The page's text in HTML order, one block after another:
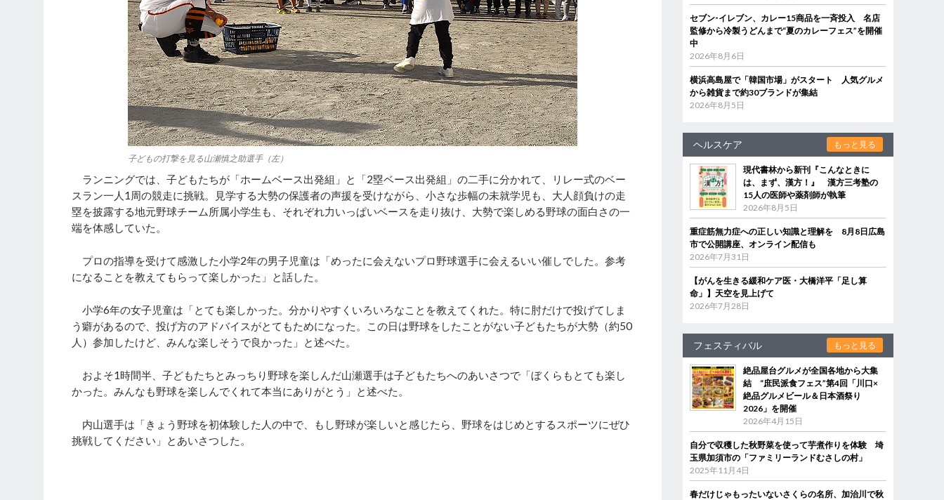
子どもの打撃を見る山瀬慎之助選手（左）
ランニングでは、子どもたちが「ホームベース出発組」と「2塁ベース出発組」の二手に分かれて、リレー式のベー
スラン一人1周の競走に挑戦。見学する大勢の保護者の声援を受けながら、小さな歩幅の未就学児も、大人顔負けの走
塁を披露する地元野球チーム所属小学生も、それぞれ力いっぱいベースを走り抜け、大勢で楽しめる野球の面白さの一
端を体感していた。
プロの指導を受けて感激した小学2年の男子児童は「めったに会えないプロ野球選手に会えるいい催しでした。参考
になることを教えてもらって楽しかった」と話した。
小学6年の女子児童は「とても楽しかった。分かりやすくいろいろなことを教えてくれた。特に肘だけで投げてしま
う癖があるので、投げ方のアドバイスがとてもためになった。この日は野球をしたことがない子どもたちが大勢（約50
人）参加したけど、みんな楽しそうで良かった」と述べた。
およそ1時間半、子どもたちとみっちり野球を楽しんだ山瀬選手は子どもたちへのあいさつで「ぼくらもとても楽し
かった。みんなも野球を楽しんでくれて本当にありがとう」と述べた。
内山選手は「きょう野球を初体験した人の中で、もし野球が楽しいと感じたら、野球をはじめとするスポーツにぜひ
挑戦してください」とあいさつした。
セブン‐イレブン、カレー15商品を一斉投入 名店
監修から冷製うどんまで“夏のカレーフェス”を開催
中
2026年8月6日
横浜高島屋で「韓国市場」がスタート 人気グルメ
から雑貨まで約30ブランドが集結
2026年8月5日
ヘルスケア もっと見る
現代書林から新刊『こんなときに
は、まず、漢方！』 漢方三考塾の
15人の医師や薬剤師が執筆
2026年8月5日
重症筋無力症への正しい知識と理解を 8月8日広島
市で公開講座、オンライン配信も
2026年7月31日
【がんを生きる緩和ケア医・大橋洋平「足し算
命」】天空を見上げて
2026年7月28日
フェスティバル もっと見る
絶品屋台グルメが全国各地から大集
結 “庶民派食フェス”第4回「川口×
絶品グルメビール＆日本酒祭り
2026」を開催
2026年4月15日
自分で収穫した秋野菜を使って芋煮作りを体験 埼
玉県加須市の「ファミリーランドむさしの村」
2025年11月4日
春だけじゃもったいないさくらの名所、加治川で秋